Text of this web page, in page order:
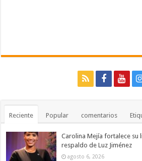
Reciente Popular comentarios
Carolina Mejía fortalece su
respaldo de Luz Jiménez
agosto 6, 2026